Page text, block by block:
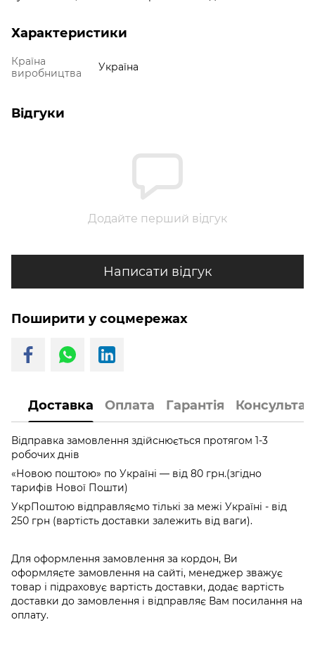
Характеристики
Країна
виробництва
Україна
Відгуки
Додайте перший відгук
Написати відгук
Поширити у соцмережах
Доставка Оплата Гарантія
Відправка замовлення здійснюється протягом 1-3
робочих днів
«Новою поштою» по Україні — від 80 грн.(згідно
тарифів Нової Пошти)
УкрПоштою відправляємо тількі за межі Україні - від
250 грн (вартість доставки залежить від ваги).
Для оформлення замовлення за кордон, Ви
оформляєте замовлення на сайті, менеджер зважує
товар і підраховує вартість доставки, додає вартість
доставки до замовлення і відправляє Вам посилання на
оплату.